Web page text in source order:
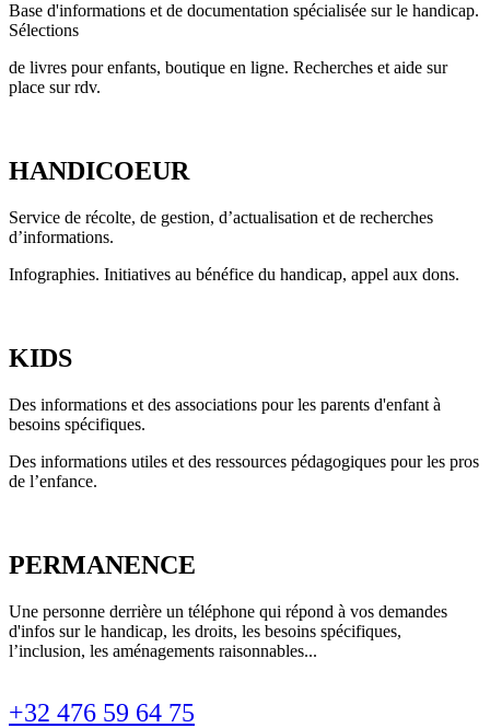
Base d'informations et de documentation spécialisée sur le handicap.
Sélections
de livres pour enfants, boutique en ligne. Recherches et aide sur
place sur rdv.
HANDICOEUR
Service de récolte, de gestion, d’actualisation et de recherches
d’informations.
Infographies. Initiatives au bénéfice du handicap, appel aux dons.
KIDS
Des informations et des associations pour les parents d'enfant à
besoins spécifiques.
Des informations utiles et des ressources pédagogiques pour les pros
de l’enfance.
PERMANENCE
Une personne derrière un téléphone qui répond à vos demandes
d'infos sur le handicap, les droits, les besoins spécifiques,
l’inclusion, les aménagements raisonnables...
+32 476 59 64 75